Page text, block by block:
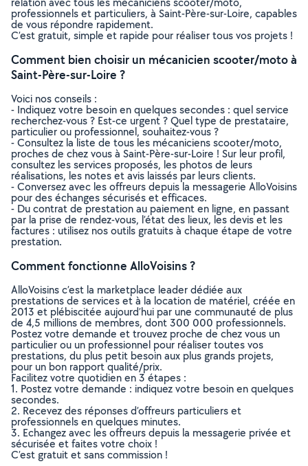
professionnels et particuliers, à Saint-Père-sur-Loire, capables
de vous répondre rapidement.
C’est gratuit, simple et rapide pour réaliser tous vos projets !
Comment bien choisir un mécanicien scooter/moto à
Saint-Père-sur-Loire ?
Voici nos conseils :
- Indiquez votre besoin en quelques secondes : quel service
recherchez-vous ? Est-ce urgent ? Quel type de prestataire,
particulier ou professionnel, souhaitez-vous ?
- Consultez la liste de tous les mécaniciens scooter/moto,
proches de chez vous à Saint-Père-sur-Loire ! Sur leur profil,
consultez les services proposés, les photos de leurs
réalisations, les notes et avis laissés par leurs clients.
- Conversez avec les offreurs depuis la messagerie AlloVoisins
pour des échanges sécurisés et efficaces.
- Du contrat de prestation au paiement en ligne, en passant
par la prise de rendez-vous, l’état des lieux, les devis et les
factures : utilisez nos outils gratuits à chaque étape de votre
prestation.
Comment fonctionne AlloVoisins ?
AlloVoisins c’est la marketplace leader dédiée aux
prestations de services et à la location de matériel, créée en
2013 et plébiscitée aujourd’hui par une communauté de plus
de 4,5 millions de membres, dont 300 000 professionnels.
Postez votre demande et trouvez proche de chez vous un
particulier ou un professionnel pour réaliser toutes vos
prestations, du plus petit besoin aux plus grands projets,
pour un bon rapport qualité/prix.
Facilitez votre quotidien en 3 étapes :
1. Postez votre demande : indiquez votre besoin en quelques
secondes.
2. Recevez des réponses d’offreurs particuliers et
professionnels en quelques minutes.
3. Echangez avec les offreurs depuis la messagerie privée et
sécurisée et faites votre choix !
C’est gratuit et sans commission !